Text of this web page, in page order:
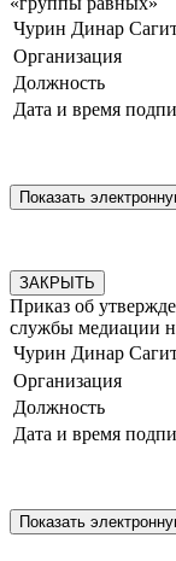
Чурин Динар
Организация
Должность
Дата и время
ЗАКРЫТЬ
Приказ об
службы медиации
Чурин Динар
Организация
Должность
Дата и время